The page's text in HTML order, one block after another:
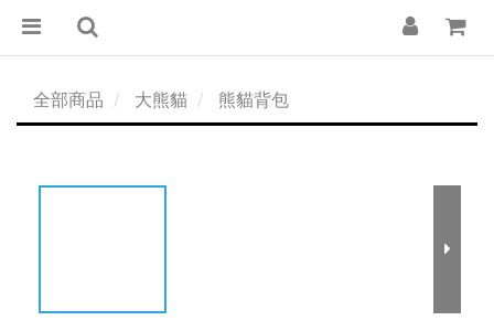
全部商品 大熊貓 熊貓背包